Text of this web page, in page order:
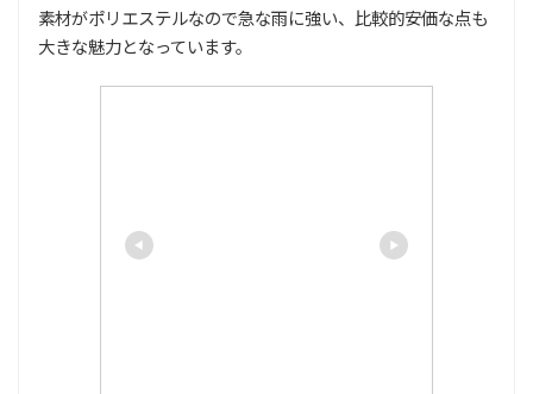
素材がポリエステルなので急な雨に強い、比較的安価な点も
大きな魅力となっています。